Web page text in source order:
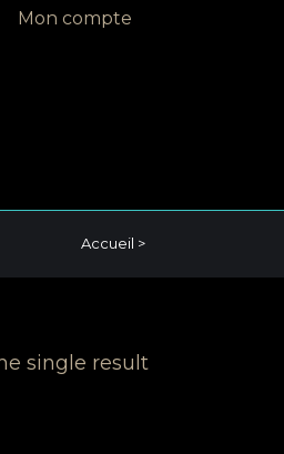
Mon compte
Accueil >
single result